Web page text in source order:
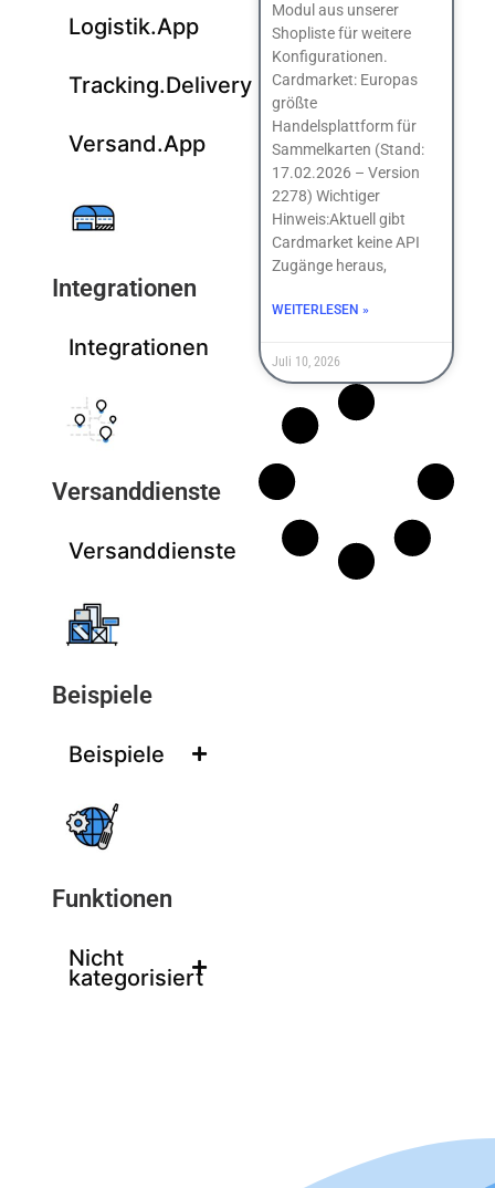
Logistik.App
Tracking.Delivery
Versand.App
Integrationen
Integrationen
Versanddienste
Versanddienste
Beispiele
Beispiele
Funktionen
Nicht
kategorisiert
Modul aus unserer
Shopliste für weitere
Konfigurationen.
Cardmarket: Europas
größte
Handelsplattform für
Sammelkarten (Stand:
17.02.2026 – Version
2278) Wichtiger
Hinweis:Aktuell gibt
Cardmarket keine API
Zugänge heraus,
WEITERLESEN »
Juli 10, 2026